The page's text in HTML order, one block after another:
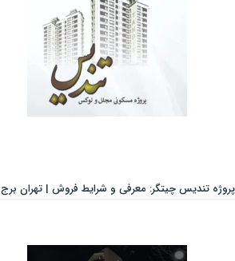
پروژه تندیس چیتگر: معرفی و شرایط فروش | تهران برج